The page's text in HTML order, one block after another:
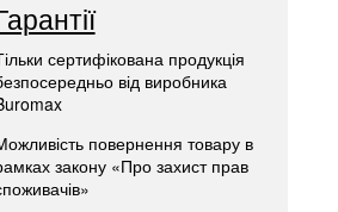
сертифікована продукція
від виробника
повернення товару в
закону «Про захист прав